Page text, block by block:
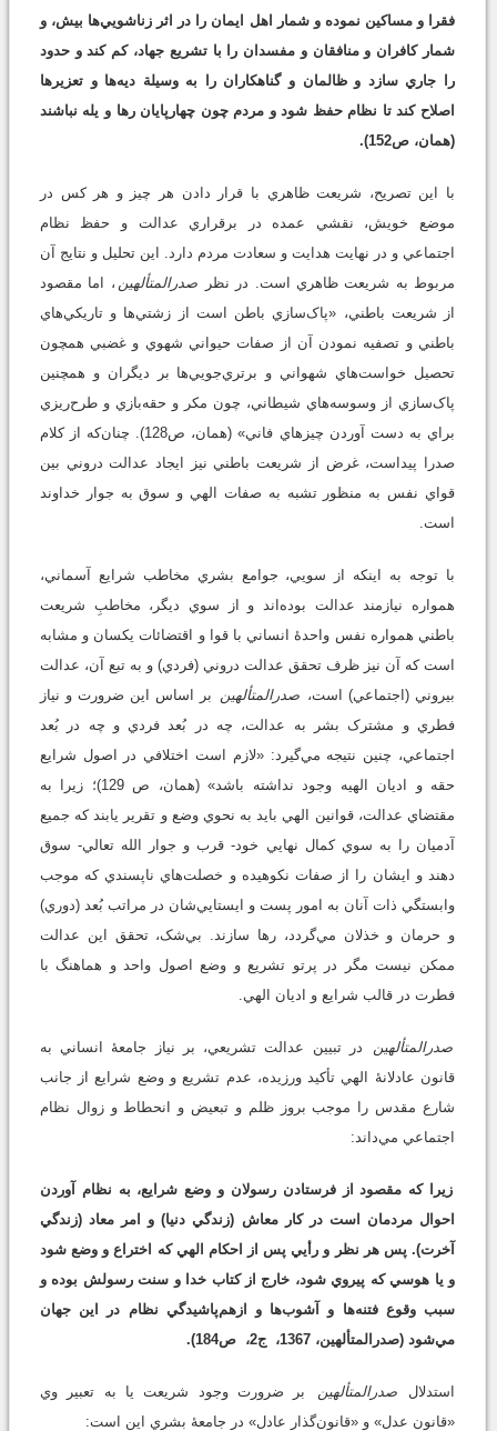
فقرا و مساکين نموده و شمار اهل ايمان را در اثر زناشويي‌ها بيش، و
شمار کافران و منافقان و مفسدان را با تشريع جهاد، کم کند و حدود
را جاري سازد و ظالمان و گناهکاران را به وسيلة ديه‌ها و تعزيرها
اصلاح کند تا نظام حفظ شود و مردم چون چهارپايان رها و يله نباشند
(همان، ص152).
با اين تصريح، شريعت ظاهري با قرار دادن هر چيز و هر کس در
موضع خويش، نقشي عمده در برقراري عدالت و حفظ نظام
اجتماعي و در نهايت هدايت و سعادت مردم دارد. اين تحليل و نتايج آن
مربوط به شريعت ظاهري است. در نظر
صدرالمتألهين ، اما مقصود
از شريعت باطني، «پاک‌سازي باطن است از زشتي‌ها و تاريکي‌هاي
باطني و تصفيه نمودن آن از صفات حيواني شهوي و غضبي همچون
تحصيل خواست‌هاي شهواني و برتري‌جويي‌ها بر ديگران و همچنين
پاک‌سازي از وسوسه‌هاي شيطاني، چون مکر و حقه‌بازي و طرح‌ريزي
براي به دست آوردن چيزهاي فاني» (همان، ص128). چنان‌که از کلام
صدرا پيداست، غرض از شريعت باطني نيز ايجاد عدالت دروني بين
قواي نفس به منظور تشبه به صفات الهي و سوق به جوار خداوند
است.
با توجه به اينکه از سويي، جوامع بشري مخاطب شرايع آسماني،
همواره نيازمند عدالت بوده‌اند و از سوي ديگر، مخاطبِ شريعت
باطني همواره نفس واحدۀ انساني با قوا و اقتضائات يکسان و مشابه
است که آن نيز ظرف تحقق عدالت دروني (فردي) و به تبع آن، عدالت
بيروني (اجتماعي) است، صدرالمتألهين بر اساس اين ضرورت و نياز
فطري و مشترک بشر به عدالت، چه در بُعد فردي و چه در بُعد
اجتماعي، چنين نتيجه مي‌گيرد: «لازم است اختلافي در اصول شرايع
حقه و اديان الهيه وجود نداشته باشد» (همان، ص 129)؛ زيرا به
مقتضاي عدالت، قوانين الهي بايد به نحوي وضع و تقرير يابند که جميع
آدميان را به سوي کمال نهايي خود- قرب و جوار الله تعالي- سوق
دهند و ايشان را از صفات نکوهيده و خصلت‌هاي ناپسندي که موجب
وابستگي ذات آنان به امور پست و ايستايي‌شان در مراتب بُعد (دوري)
و حرمان و خذلان مي‌گردد، رها سازند. بي‌شک، تحقق اين عدالت
ممکن نيست مگر در پرتو تشريع و وضع اصول واحد و هماهنگ با
فطرت در قالب شرايع و اديان الهي.
صدرالمتألهين
در تبيين عدالت تشريعي، بر نياز جامعۀ انساني به
قانون عادلانۀ الهي تأکيد ورزيده، عدم تشريع و وضع شرايع از جانب
شارع مقدس را موجب بروز ظلم و تبعيض و انحطاط و زوال نظام
اجتماعي مي‌داند:
زيرا که مقصود از فرستادن رسولان و وضع شرايع، به نظام آوردن
احوال مردمان است در کار معاش (زندگي دنيا) و امر معاد (زندگي
آخرت). پس هر نظر و رأيي پس از احکام الهي که اختراع و وضع شود
و يا هوسي که پيروي شود، خارج از کتاب خدا و سنت رسولش بوده و
سبب وقوع فتنه‌ها و آشوب‌ها و ازهم‌پاشيدگي نظام در اين جهان
مي‌شود (صدرالمتألهين، 1367،
ج2، ص184).
استدلال صدرالمتألهين
بر ضرورت وجود شريعت يا به تعبير وي
«قانون عدل» و «قانون‌گذار عادل» در جامعۀ بشري اين است: